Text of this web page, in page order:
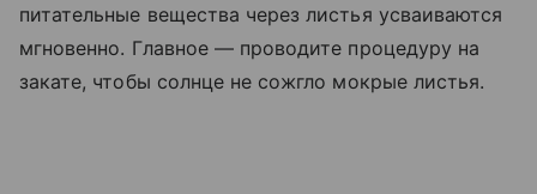
питательные вещества через листья усваиваются
мгновенно. Главное — проводите процедуру на
закате, чтобы солнце не сожгло мокрые листья.